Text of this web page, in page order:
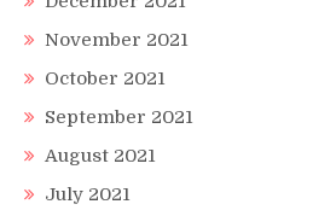
November 2021
October 2021
September 2021
August 2021
July 2021